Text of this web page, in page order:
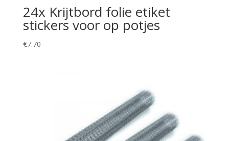
24x Krijtbord folie etiket
stickers voor op potjes
€7.70